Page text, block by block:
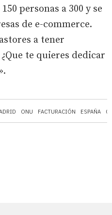
ONU FACTURACIÓN ESPAÑA
personas a 300 y se
de e-commerce.
a tener
te quieres dedicar